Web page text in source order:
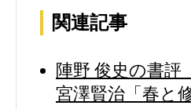
関連記事
陣野 俊史の書評
宮澤賢治「春と